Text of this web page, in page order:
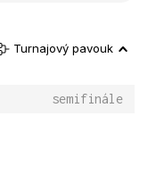
Turnajový pavouk
semifinále